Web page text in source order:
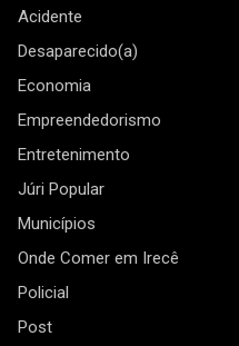
Acidente
Desaparecido(a)
Economia
Empreendedorismo
Entretenimento
Júri Popular
Municípios
Onde Comer em Irecê
Policial
Post